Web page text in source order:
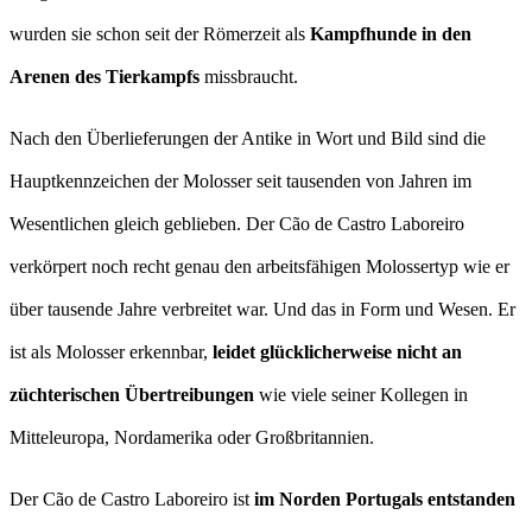
wurden sie schon seit der Römerzeit als Kampfhunde in den
Arenen des Tierkampfs missbraucht.
Nach den Überlieferungen der Antike in Wort und Bild sind die
Hauptkennzeichen der Molosser seit tausenden von Jahren im
Wesentlichen gleich geblieben. Der Cão de Castro Laboreiro
verkörpert noch recht genau den arbeitsfähigen Molossertyp wie er
über tausende Jahre verbreitet war. Und das in Form und Wesen. Er
ist als Molosser erkennbar, leidet glücklicherweise nicht an
züchterischen Übertreibungen wie viele seiner Kollegen in
Mitteleuropa, Nordamerika oder Großbritannien.
Der Cão de Castro Laboreiro ist im Norden Portugals entstanden